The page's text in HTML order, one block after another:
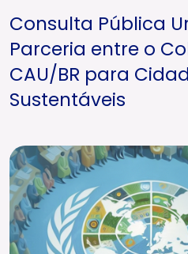
Consulta Pública
Parceria entre o
CAU/BR para
Sustentáveis